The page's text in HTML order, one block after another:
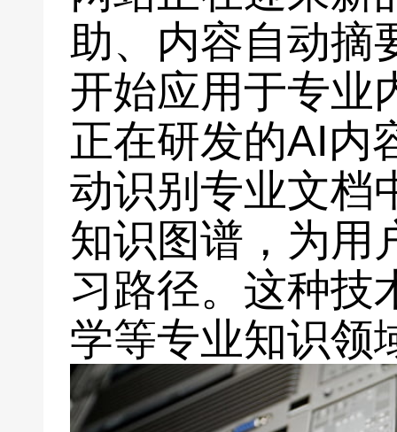
助、内容自动摘
开始应用于专业
正在研发的AI内
动识别专业文档
知识图谱，为用
习路径。这种技
学等专业知识领